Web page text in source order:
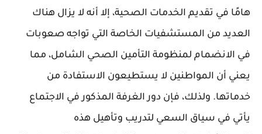
هامًا في تقديم الخدمات الصحية، إلا أنه لا يزال هناك
العديد من المستشفيات الخاصة التي تواجه صعوبات
في الانضمام لمنظومة التأمين الصحي الشامل، مما
يعني أن المواطنين لا يستطيعون الاستفادة من
خدماتها. ولذلك، فإن دور الغرفة المذكور في الاجتماع
يأتي في سياق السعي لتدريب وتأهيل هذه